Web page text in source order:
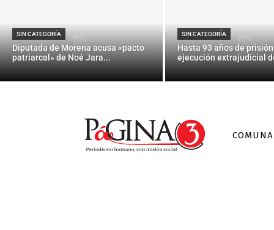
SIN CATEGORÍA
Diputada de Morena acusa «pacto
patriarcal» de Noé Jara...
SIN CATEGORÍA
Hasta 93 años de
ejecución extrajudicial
El ‘top